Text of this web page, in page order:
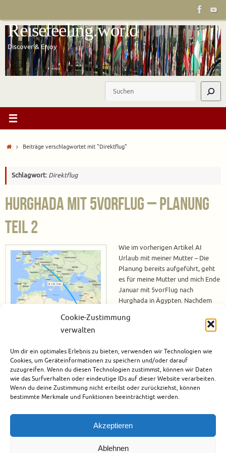
Cookie-Zustimmung
verwalten
Um dir ein optimales Erlebnis zu bieten, verwenden wir Technologien wie
Cookies, um Geräteinformationen zu speichern und/oder darauf
zuzugreifen. Wenn du diesen Technologien zustimmst, können wir Daten
wie das Surfverhalten oder eindeutige IDs auf dieser Website verarbeiten.
Wenn du deine Zustimmung nicht erteilst oder zurückziehst, können
bestimmte Merkmale und Funktionen beeinträchtigt werden.
Akzeptieren
Ablehnen
springen
Reisefeeling.world
Discover & Enjoy
StartBeiträge verschlagwortet mit "Direktflug"
Schlagwort: Direktflug
Hurghada mit 5vorFlug – Planung
Teil 2
Wie im vorherigen Artikel AI
Urlaub mit meiner Mutter – Die
Planung bereits aufgeführt, geht
es für meine Mutter und mich Ende
Januar mit 5vorFlug nach
Hurghada in Ägypten. Nachdem
ist – na ja, so richtig stressig war es
bei uns eigentlich gar nicht – habe
mal aufgeführt, buchen mein Mann und ich eigentlich keine…
Weiterlesen
Dezember 28, 2016 Afrika,Ägypten,Hotels ,Reisen mit Mutter